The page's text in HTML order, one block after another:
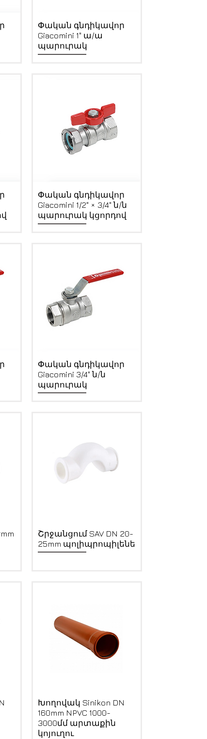
Quick View
Փական գնդիկավոր
Giacomini 1" ա/ա
պարուրակ
Quick View
Փական գնդիկավոր
Giacomini 1/2" × 3/4" ն/ն
պարուրակ կցորդով
Quick View
Փական գնդիկավոր
Giacomini 3/4" ն/ն
պարուրակ
Quick View
Շրջանցում SAV DN 20-
25mm պոլիպրոպիլենե
Quick View
Խողովակ Sinikon DN
160mm NPVC 1000-
3000մմ արտաքին
կոյուղու